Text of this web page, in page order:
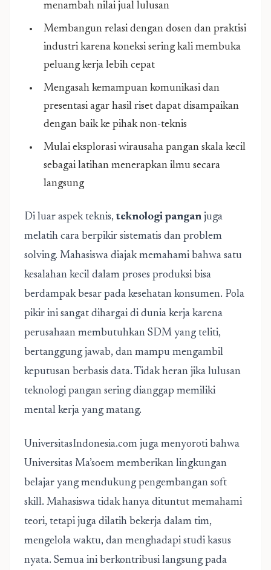
menambah nilai jual lulusan
Membangun relasi dengan dosen dan praktisi
industri karena koneksi sering kali membuka
peluang kerja lebih cepat
Mengasah kemampuan komunikasi dan
presentasi agar hasil riset dapat disampaikan
dengan baik ke pihak non-teknis
Mulai eksplorasi wirausaha pangan skala kecil
sebagai latihan menerapkan ilmu secara
langsung
Di luar aspek teknis, teknologi pangan juga
melatih cara berpikir sistematis dan problem
solving. Mahasiswa diajak memahami bahwa satu
kesalahan kecil dalam proses produksi bisa
berdampak besar pada kesehatan konsumen. Pola
pikir ini sangat dihargai di dunia kerja karena
perusahaan membutuhkan SDM yang teliti,
bertanggung jawab, dan mampu mengambil
keputusan berbasis data. Tidak heran jika lulusan
teknologi pangan sering dianggap memiliki
mental kerja yang matang.
UniversitasIndonesia.com juga menyoroti bahwa
Universitas Ma’soem memberikan lingkungan
belajar yang mendukung pengembangan soft
skill. Mahasiswa tidak hanya dituntut memahami
teori, tetapi juga dilatih bekerja dalam tim,
mengelola waktu, dan menghadapi studi kasus
nyata. Semua ini berkontribusi langsung pada